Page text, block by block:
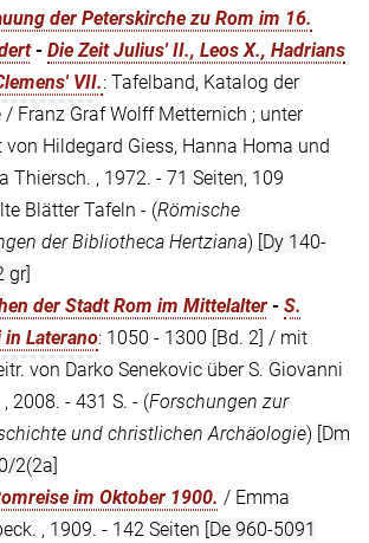
der Peterskirche zu Rom im 16.
- Die Zeit Julius' II., Leos X., Hadrians
VII.: Tafelband, Katalog der
/ Franz Graf Wolff Metternich ; unter
von Hildegard Giess, Hanna Homa und
Thiersch. , 1972. - 71 Seiten, 109
Blätter Tafeln - (Römische
der Bibliotheca Hertziana) [Dy 140-
gr]
der Stadt Rom im Mittelalter - S.
in Laterano: 1050 - 1300 [Bd. 2] / mit
von Darko Senekovic über S. Giovanni
2008. - 431 S. - (Forschungen zur
und christlichen Archäologie) [Dm
2(2a]
im Oktober 1900. / Emma
, 1909. - 142 Seiten [De 960-5091